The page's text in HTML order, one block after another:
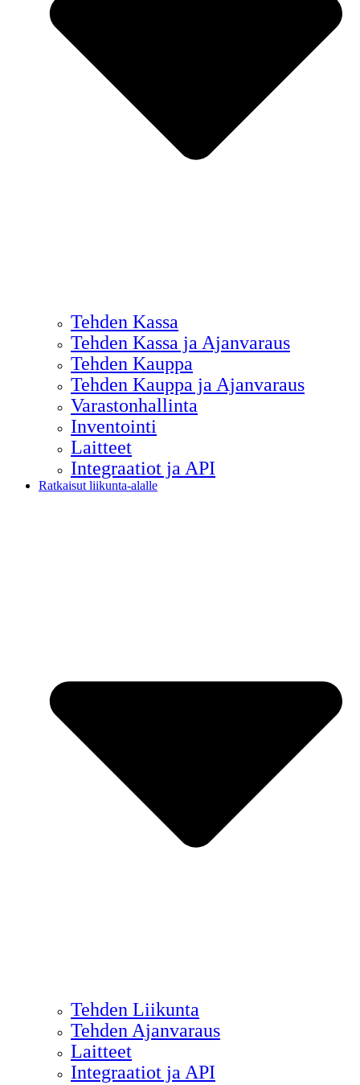
Tehden Kassa
Tehden Kassa ja Ajanvaraus
Tehden Kauppa
Tehden Kauppa ja Ajanvaraus
Varastonhallinta
Inventointi
Laitteet
Integraatiot ja API
Ratkaisut liikunta-alalle
Tehden Liikunta
Tehden Ajanvaraus
Laitteet
Integraatiot ja API